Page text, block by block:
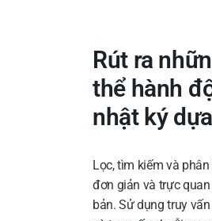
Rút ra
thể hành
nhật ký
Lọc, tìm kiếm và
đơn giản và trực
bản. Sử dụng truy